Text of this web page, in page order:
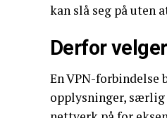
kan slå seg på uten
Derfor
En VPN-forbindelse
opplysninger,